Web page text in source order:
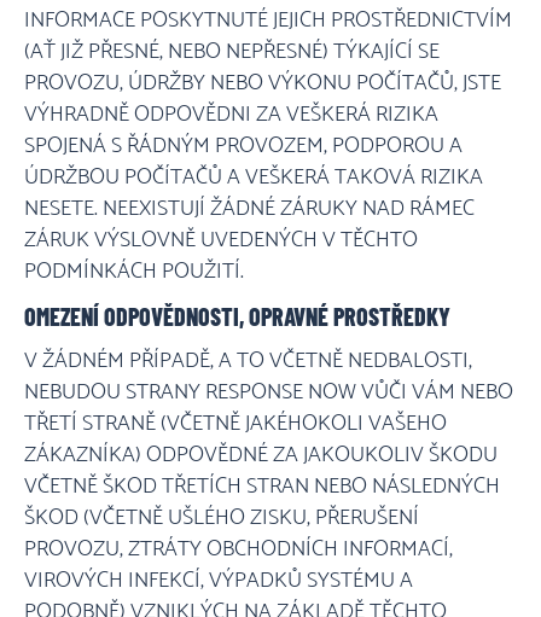
INFORMACE POSKYTNUTÉ JEJICH PROSTŘEDNICTVÍM
(AŤ JIŽ PŘESNÉ, NEBO NEPŘESNÉ) TÝKAJÍCÍ SE
PROVOZU, ÚDRŽBY NEBO VÝKONU POČÍTAČŮ, JSTE
VÝHRADNĚ ODPOVĚDNI ZA VEŠKERÁ RIZIKA
SPOJENÁ S ŘÁDNÝM PROVOZEM, PODPOROU A
ÚDRŽBOU POČÍTAČŮ A VEŠKERÁ TAKOVÁ RIZIKA
NESETE. NEEXISTUJÍ ŽÁDNÉ ZÁRUKY NAD RÁMEC
ZÁRUK VÝSLOVNĚ UVEDENÝCH V TĚCHTO
PODMÍNKÁCH POUŽITÍ.
OMEZENÍ ODPOVĚDNOSTI, OPRAVNÉ PROSTŘEDKY
V ŽÁDNÉM PŘÍPADĚ, A TO VČETNĚ NEDBALOSTI,
NEBUDOU STRANY RESPONSE NOW VŮČI VÁM NEBO
TŘETÍ STRANĚ (VČETNĚ JAKÉHOKOLI VAŠEHO
ZÁKAZNÍKA) ODPOVĚDNÉ ZA JAKOUKOLIV ŠKODU
VČETNĚ ŠKOD TŘETÍCH STRAN NEBO NÁSLEDNÝCH
ŠKOD (VČETNĚ UŠLÉHO ZISKU, PŘERUŠENÍ
PROVOZU, ZTRÁTY OBCHODNÍCH INFORMACÍ,
VIROVÝCH INFEKCÍ, VÝPADKŮ SYSTÉMU A